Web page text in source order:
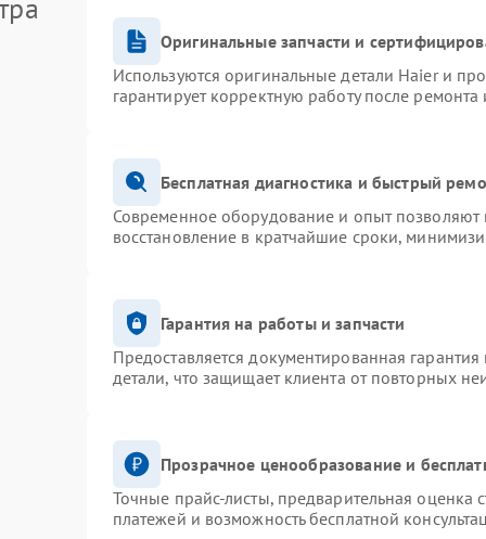
Оригинальные запчасти и
Используются оригинальные детали Haier и
гарантирует корректную работу после
Бесплатная диагностика и быстрый
Современное оборудование и опыт позволяют
восстановление в кратчайшие сроки,
Гарантия на работы и запчасти
Предоставляется документированная
детали, что защищает клиента от повторных
Прозрачное ценообразование и
Точные прайс-листы, предварительная оценка
платежей и возможность бесплатной